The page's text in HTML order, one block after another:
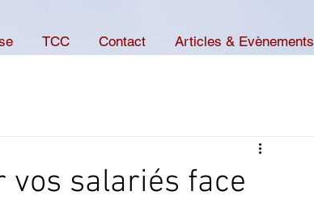
TCC Contact Articles & Evènements
vos salariés face